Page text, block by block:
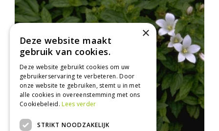
×
Deze website maakt
gebruik van cookies.
Deze website gebruikt cookies om uw
gebruikerservaring te verbeteren. Door
onze website te gebruiken, stemt u in met
alle cookies in overeenstemming met ons
Cookiebeleid.Lees verder
STRIKT NOODZAKELIJK